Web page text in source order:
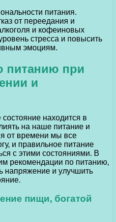
питания.
от переедания и
и кофеиновых
стресса и повысить
эмоциям.
питанию при
и
находится в
на наше питание и
от времени мы все
и правильное питание
с этими состояниями. В
рекомендации по питанию,
напряжение и улучшить
пищи, богатой